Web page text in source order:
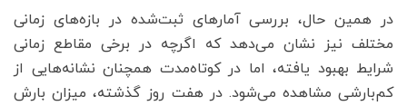
در همین حال، بررسی آمارهای ثبت‌شده در بازه‌های زمانی
مختلف نیز نشان می‌دهد که اگرچه در برخی مقاطع زمانی
شرایط بهبود یافته، اما در کوتاه‌مدت همچنان نشانه‌هایی از
کم‌بارشی مشاهده می‌شود. در هفت روز گذشته، میزان بارش